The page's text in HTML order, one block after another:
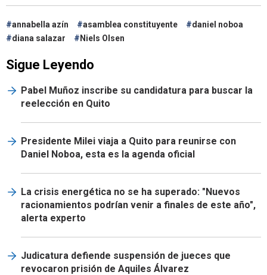
annabella azín asamblea constituyente
daniel noboa
diana salazar
Niels Olsen
Sigue Leyendo
Pabel Muñoz inscribe su candidatura para buscar la
reelección en Quito
Presidente Milei viaja a Quito para reunirse con
Daniel Noboa, esta es la agenda oficial
La crisis energética no se ha superado: "Nuevos
racionamientos podrían venir a finales de este año",
alerta experto
Judicatura defiende suspensión de jueces que
revocaron prisión de Aquiles Álvarez